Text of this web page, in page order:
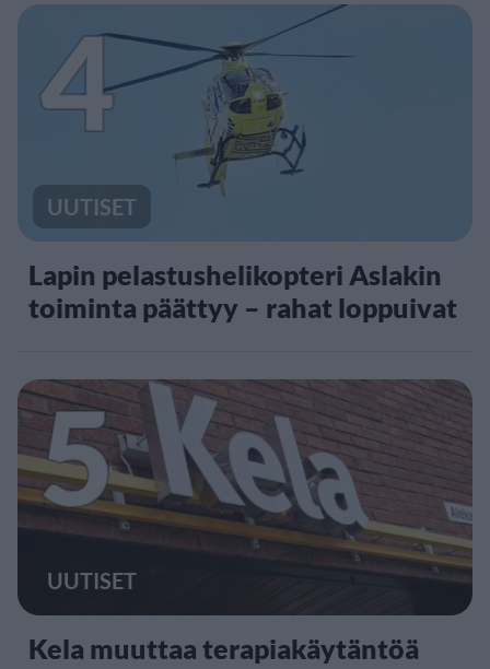
4
UUTISET
Lapin pelastushelikopteri Aslakin
toiminta päättyy – rahat loppuivat
5
UUTISET
Kela muuttaa terapiakäytäntöä